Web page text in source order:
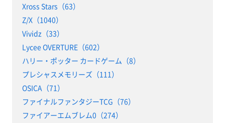
Xross Stars（63）
Z/X（1040）
Vividz（33）
Lycee OVERTURE（602）
ハリー・ポッター カードゲーム（8）
プレシャスメモリーズ（111）
OSICA（71）
ファイナルファンタジーTCG（76）
ファイアーエムブレム0（274）